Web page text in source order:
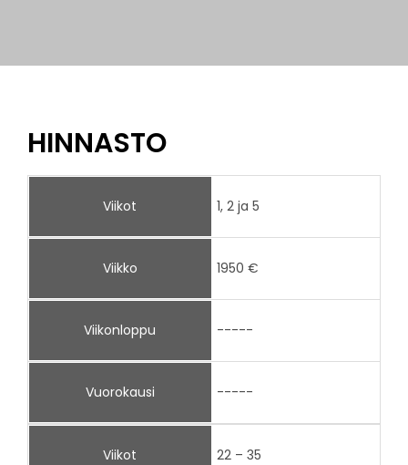
HINNASTO
Viikot 1, 2 ja 5
Viikko 1950 €
Viikonloppu -----
Vuorokausi -----
Viikot 22 – 35